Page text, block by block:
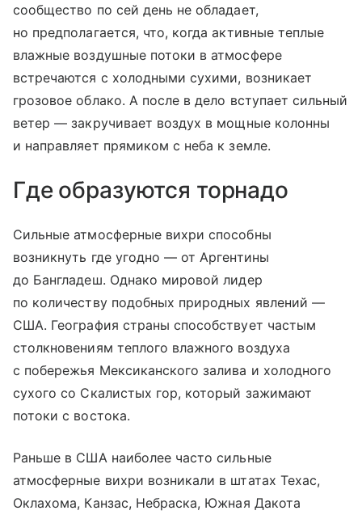
сообщество по сей день не обладает,
но предполагается, что, когда активные теплые
влажные воздушные потоки в атмосфере
встречаются с холодными сухими, возникает
грозовое облако. А после в дело вступает сильный
ветер — закручивает воздух в мощные колонны
и направляет прямиком с неба к земле.
Где образуются торнадо
Сильные атмосферные вихри способны
возникнуть где угодно — от Аргентины
до Бангладеш. Однако мировой лидер
по количеству подобных природных явлений —
США. География страны способствует частым
столкновениям теплого влажного воздуха
с побережья Мексиканского залива и холодного
сухого со Скалистых гор, который зажимают
потоки с востока.
Раньше в США наиболее часто сильные
атмосферные вихри возникали в штатах Техас,
Оклахома, Канзас, Небраска, Южная Дакота